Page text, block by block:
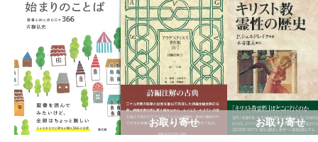
お取り寄せ お取り寄せ